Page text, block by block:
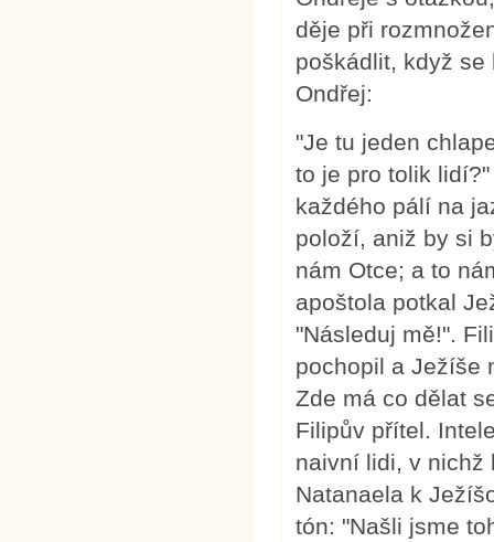
děje při
poškádlit, když se
Ondřej:
"Je tu jeden
to je pro tolik
každého pálí na
položí, aniž by si
nám Otce; a to
apoštola potkal
"Následuj mě!".
pochopil a Ježíše
Zde má co dělat
Filipův přítel.
naivní lidi, v nichž
Natanaela k
tón: "Našli jsme